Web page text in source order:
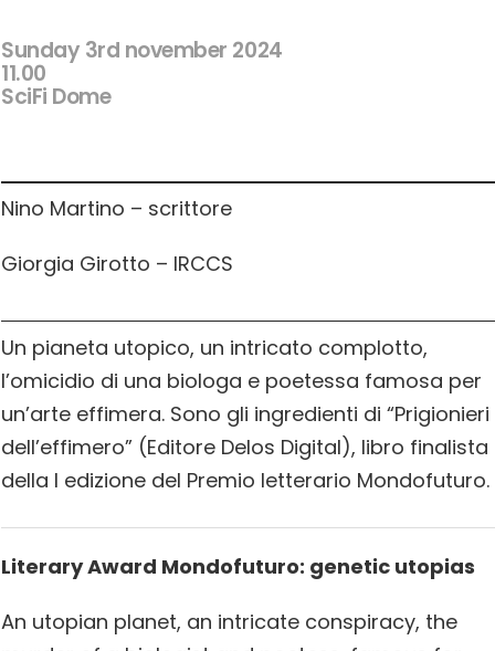
Sunday 3rd november 2024
11.00
SciFi Dome
Nino Martino – scrittore
Giorgia Girotto – IRCCS
Un pianeta utopico, un intricato complotto,
l’omicidio di una biologa e poetessa famosa per
un’arte effimera. Sono gli ingredienti di “Prigionieri
dell’effimero” (Editore Delos Digital), libro finalista
della I edizione del Premio letterario Mondofuturo.
Literary Award Mondofuturo: genetic utopias
An utopian planet, an intricate conspiracy, the